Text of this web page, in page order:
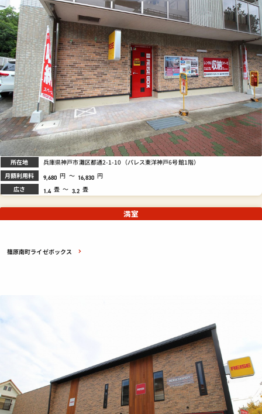
所在地 兵庫県神戸市灘区都通2-1-10（パレス東洋神戸6号館1階）
月額利用料 9,680 円 ～ 16,830 円
広さ 1.4 畳 ～ 3.2 畳
篠原南町ライゼボックス
満室